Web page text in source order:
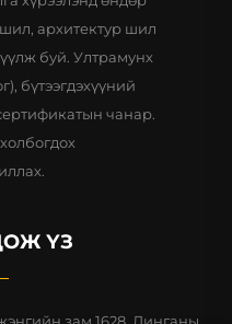
шил, архитектур шил
буй. Ултрамунх
бүтээгдэхүүний
чанар.
ҮЗ
зам 1628, Линганы